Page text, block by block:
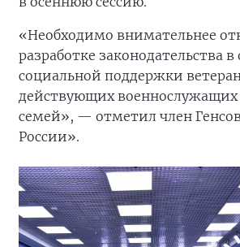
«Необходимо внимательнее
разработке законодательства
социальной поддержки
действующих военнослужащих
семей», — отметил член
России».